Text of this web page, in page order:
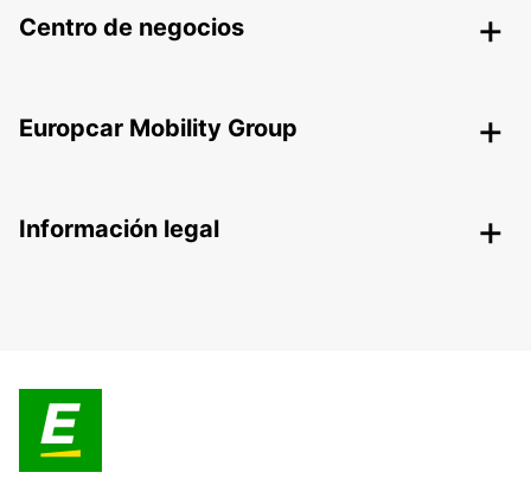
Centro de negocios
Europcar Mobility Group
Información legal